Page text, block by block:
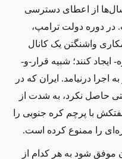
از اعطای دسترسی
در دوره دولت ترامپ،
واشنگتن یک کانال
ایجاد کنند؛ ‌شبیه قرار-و-
درنیامد. ایران که در
حاصل نکرد، به شدت از
با پرچم کره جنوبی را
را ممنوع کرده است.
موفق شود به هر کدام از